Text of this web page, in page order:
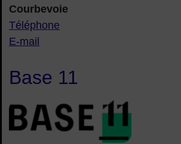
Courbevoie
Téléphone
E-mail
Base 11
Base-11